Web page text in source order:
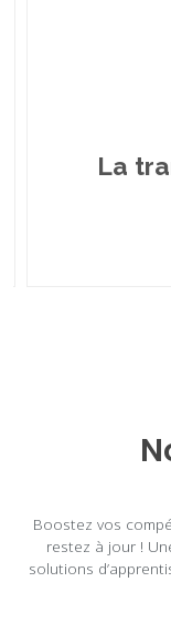
La
Boostez vos
restez à jour !
solutions